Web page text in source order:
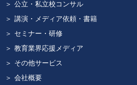
公立・私立校コンサル
講演・メディア依頼・書籍
セミナー・研修
教育業界応援メディア
その他サービス
会社概要